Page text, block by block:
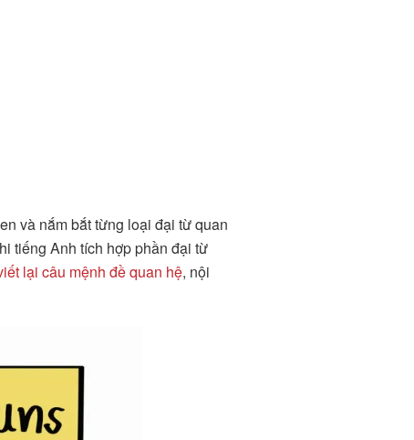
và nắm bắt từng loại đại từ quan
tiếng Anh tích hợp phần đại từ
lại câu mệnh đề quan hệ, nội